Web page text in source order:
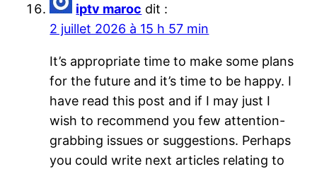
iptv maroc dit :
2 juillet 2026 à 15 h 57 min
It’s appropriate time to make some plans
for the future and it’s time to be happy. I
have read this post and if I may just I
wish to recommend you few attention-
grabbing issues or suggestions. Perhaps
you could write next articles relating to